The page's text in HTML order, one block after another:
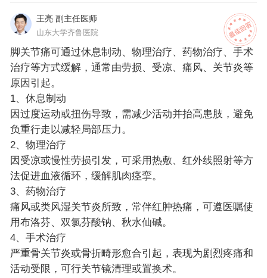
王亮 副主任医师
山东大学齐鲁医院
脚关节痛可通过休息制动、物理治疗、药物治疗、手术
治疗等方式缓解，通常由劳损、受凉、痛风、关节炎等
原因引起。
1、休息制动
因过度运动或扭伤导致，需减少活动并抬高患肢，避免
负重行走以减轻局部压力。
2、物理治疗
因受凉或慢性劳损引发，可采用热敷、红外线照射等方
法促进血液循环，缓解肌肉痉挛。
3、药物治疗
痛风或类风湿关节炎所致，常伴红肿热痛，可遵医嘱使
用布洛芬、双氯芬酸钠、秋水仙碱。
4、手术治疗
严重骨关节炎或骨折畸形愈合引起，表现为剧烈疼痛和
活动受限，可行关节镜清理或置换术。